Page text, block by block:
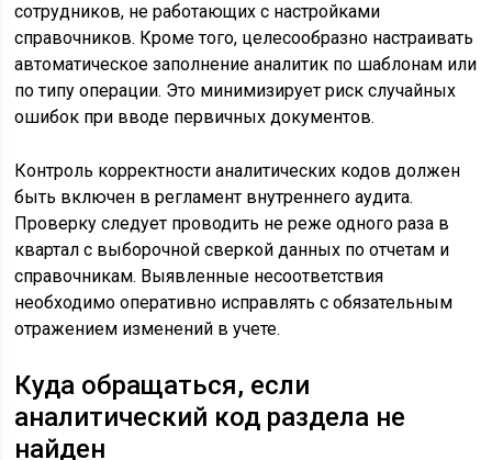
сотрудников, не работающих с настройками
справочников. Кроме того, целесообразно настраивать
автоматическое заполнение аналитик по шаблонам или
по типу операции. Это минимизирует риск случайных
ошибок при вводе первичных документов.
Контроль корректности аналитических кодов должен
быть включен в регламент внутреннего аудита.
Проверку следует проводить не реже одного раза в
квартал с выборочной сверкой данных по отчетам и
справочникам. Выявленные несоответствия
необходимо оперативно исправлять с обязательным
отражением изменений в учете.
Куда обращаться, если
аналитический код раздела не
найден